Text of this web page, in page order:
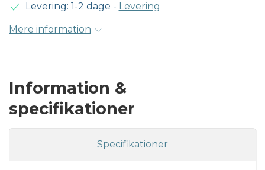
Levering: 1-2 dage - Levering
Mere information
Information &
specifikationer
Specifikationer